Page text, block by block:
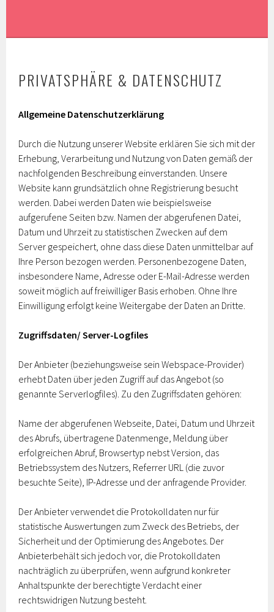
PRIVATSPHÄRE & DATENSCHUTZ
Allgemeine Datenschutzerklärung
Durch die Nutzung unserer Website erklären Sie sich mit der
Erhebung, Verarbeitung und Nutzung von Daten gemäß der
nachfolgenden Beschreibung einverstanden. Unsere
Website kann grundsätzlich ohne Registrierung besucht
werden. Dabei werden Daten wie beispielsweise
aufgerufene Seiten bzw. Namen der abgerufenen Datei,
Datum und Uhrzeit zu statistischen Zwecken auf dem
Server gespeichert, ohne dass diese Daten unmittelbar auf
Ihre Person bezogen werden. Personenbezogene Daten,
insbesondere Name, Adresse oder E-Mail-Adresse werden
soweit möglich auf freiwilliger Basis erhoben. Ohne Ihre
Einwilligung erfolgt keine Weitergabe der Daten an Dritte.
Zugriffsdaten/ Server-Logfiles
Der Anbieter (beziehungsweise sein Webspace-Provider)
erhebt Daten über jeden Zugriff auf das Angebot (so
genannte Serverlogfiles). Zu den Zugriffsdaten gehören:
Name der abgerufenen Webseite, Datei, Datum und Uhrzeit
des Abrufs, übertragene Datenmenge, Meldung über
erfolgreichen Abruf, Browsertyp nebst Version, das
Betriebssystem des Nutzers, Referrer URL (die zuvor
besuchte Seite), IP-Adresse und der anfragende Provider.
Der Anbieter verwendet die Protokolldaten nur für
statistische Auswertungen zum Zweck des Betriebs, der
Sicherheit und der Optimierung des Angebotes. Der
Anbieterbehält sich jedoch vor, die Protokolldaten
nachträglich zu überprüfen, wenn aufgrund konkreter
Anhaltspunkte der berechtigte Verdacht einer
rechtswidrigen Nutzung besteht.